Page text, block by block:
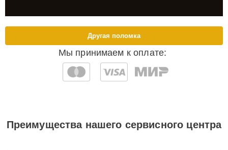
Мы принимаем к оплате:
Другая поломка
Преимущества нашего сервисного центра